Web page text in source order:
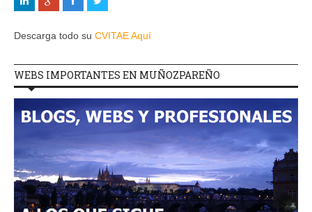
Descarga todo su CVITAE Aquí
WEBS IMPORTANTES EN MUÑOZPAREÑO